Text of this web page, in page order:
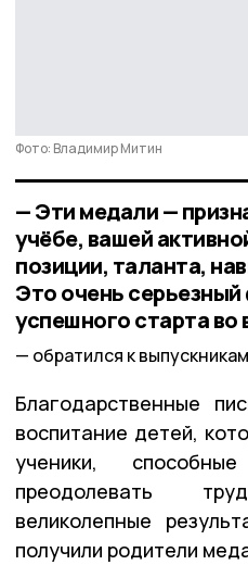
Фото: Владимир Митин
— Эти медали —
учёбе, вашей
позиции, таланта,
Это очень
успешного старта во
обратился к
Благодарственные
воспитание детей,
ученики,
преодолевать
великолепные
получили родители